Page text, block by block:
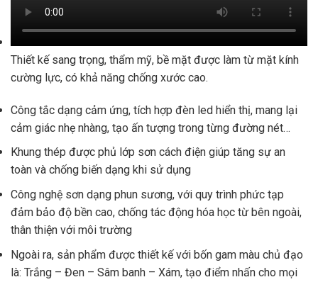
Thiết kế sang trọng, thẩm mỹ, bề mặt được làm từ mặt kính
cường lực, có khả năng chống xước cao.
Công tắc dạng cảm ứng, tích hợp đèn led hiển thị, mang lại
cảm giác nhẹ nhàng, tạo ấn tượng trong từng đường nét…
Khung thép được phủ lớp sơn cách điện giúp tăng sự an
toàn và chống biến dạng khi sử dụng
Công nghệ sơn dạng phun sương, với quy trình phức tạp
đảm bảo độ bền cao, chống tác động hóa học từ bên ngoài,
thân thiện với môi trường
Ngoài ra, sản phẩm được thiết kế với bốn gam màu chủ đạo
là: Trắng – Đen – Sâm banh – Xám, tạo điểm nhấn cho mọi